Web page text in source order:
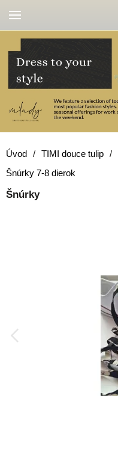
Úvod / TIMI douce tulip /
Šnúrky 7-8 dierok
Šnúrky